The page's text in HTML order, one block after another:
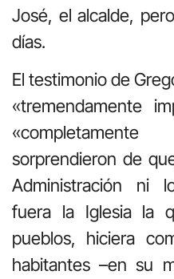
José, el alcalde,
días.
El testimonio de
«tremendamente
sorprendieron de
Administración ni
fuera la Iglesia la
pueblos, hiciera
habitantes –en su